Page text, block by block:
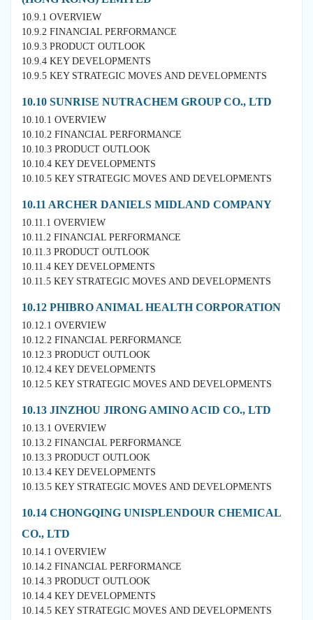
10.9.1 OVERVIEW
10.9.2 FINANCIAL PERFORMANCE
10.9.3 PRODUCT OUTLOOK
10.9.4 KEY DEVELOPMENTS
10.9.5 KEY STRATEGIC MOVES AND DEVELOPMENTS
10.10 SUNRISE NUTRACHEM GROUP CO., LTD
10.10.1 OVERVIEW
10.10.2 FINANCIAL PERFORMANCE
10.10.3 PRODUCT OUTLOOK
10.10.4 KEY DEVELOPMENTS
10.10.5 KEY STRATEGIC MOVES AND DEVELOPMENTS
10.11 ARCHER DANIELS MIDLAND COMPANY
10.11.1 OVERVIEW
10.11.2 FINANCIAL PERFORMANCE
10.11.3 PRODUCT OUTLOOK
10.11.4 KEY DEVELOPMENTS
10.11.5 KEY STRATEGIC MOVES AND DEVELOPMENTS
10.12 PHIBRO ANIMAL HEALTH CORPORATION
10.12.1 OVERVIEW
10.12.2 FINANCIAL PERFORMANCE
10.12.3 PRODUCT OUTLOOK
10.12.4 KEY DEVELOPMENTS
10.12.5 KEY STRATEGIC MOVES AND DEVELOPMENTS
10.13 JINZHOU JIRONG AMINO ACID CO., LTD
10.13.1 OVERVIEW
10.13.2 FINANCIAL PERFORMANCE
10.13.3 PRODUCT OUTLOOK
10.13.4 KEY DEVELOPMENTS
10.13.5 KEY STRATEGIC MOVES AND DEVELOPMENTS
10.14 CHONGQING UNISPLENDOUR CHEMICAL
CO., LTD
10.14.1 OVERVIEW
10.14.2 FINANCIAL PERFORMANCE
10.14.3 PRODUCT OUTLOOK
10.14.4 KEY DEVELOPMENTS
10.14.5 KEY STRATEGIC MOVES AND DEVELOPMENTS